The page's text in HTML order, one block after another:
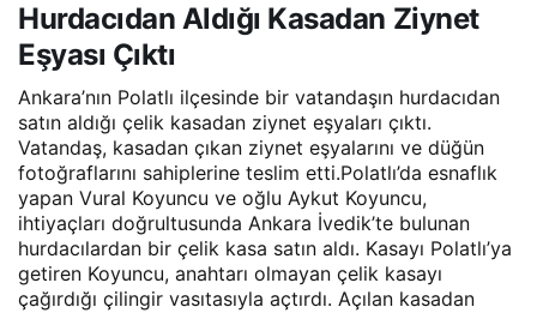
Aldığı
Kasadan
Çıktı
Hurdacıdan Aldığı Kasadan Ziynet
Eşyası Çıktı
Ankara’nın Polatlı ilçesinde bir vatandaşın hurdacıdan
satın aldığı çelik kasadan ziynet eşyaları çıktı.
Vatandaş, kasadan çıkan ziynet eşyalarını ve düğün
fotoğraflarını sahiplerine teslim etti.Polatlı’da esnaflık
yapan Vural Koyuncu ve oğlu Aykut Koyuncu,
ihtiyaçları doğrultusunda Ankara İvedik’te bulunan
hurdacılardan bir çelik kasa satın aldı. Kasayı Polatlı’ya
getiren Koyuncu, anahtarı olmayan çelik kasayı
çağırdığı çilingir vasıtasıyla açtırdı. Açılan kasadan
Çıktı